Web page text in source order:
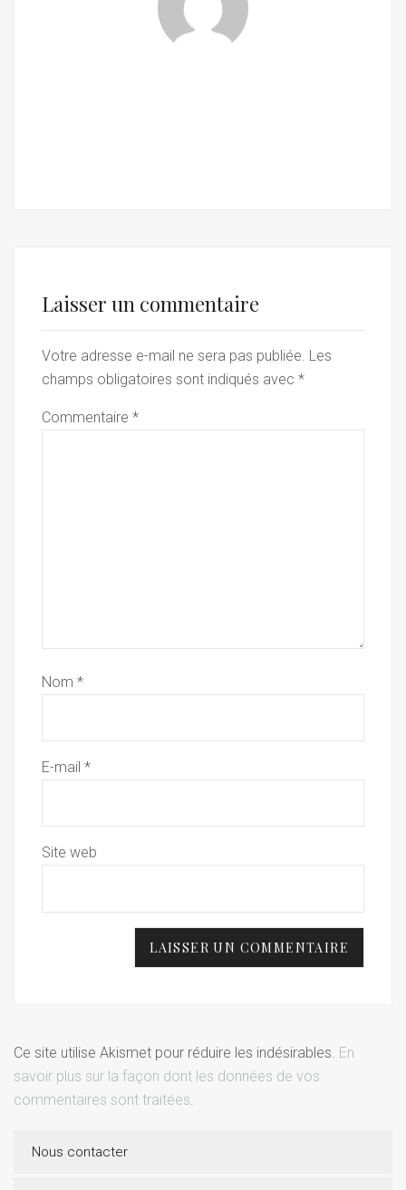
Laisser un commentaire
Votre adresse e-mail ne sera pas publiée. Les
champs obligatoires sont indiqués avec *
Commentaire *
Nom *
E-mail *
Site web
Ce site utilise Akismet pour réduire les indésirables. En
savoir plus sur la façon dont les données de vos
commentaires sont traitées.
Nous contacter